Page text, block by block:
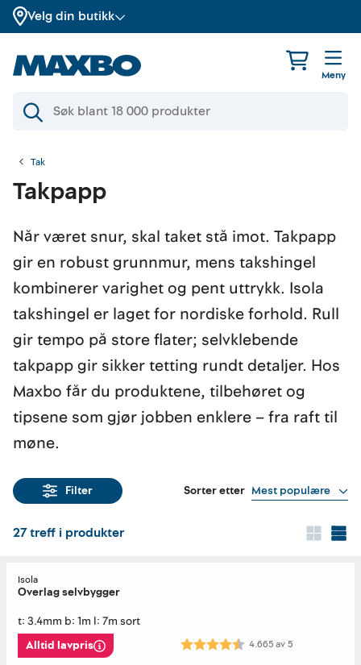
Velg din butikk
Meny
Tak
Takpapp
Når været snur, skal taket stå imot. Takpapp
gir en robust grunnmur, mens takshingel
kombinerer varighet og pent uttrykk. Isola
takshingel er laget for nordiske forhold. Rull
gir tempo på store flater; selvklebende
takpapp gir sikker tetting rundt detaljer. Hos
Maxbo får du produktene, tilbehøret og
tipsene som gjør jobben enklere – fra raft til
møne.
Filter Sorter etter Mest populære
27treff i produkter
Isola
Overlag selvbygger
t: 3.4mm b: 1m l: 7m sort
Alltid lavpris
Karakter: 4.7 av 5 mulige
4.665av5